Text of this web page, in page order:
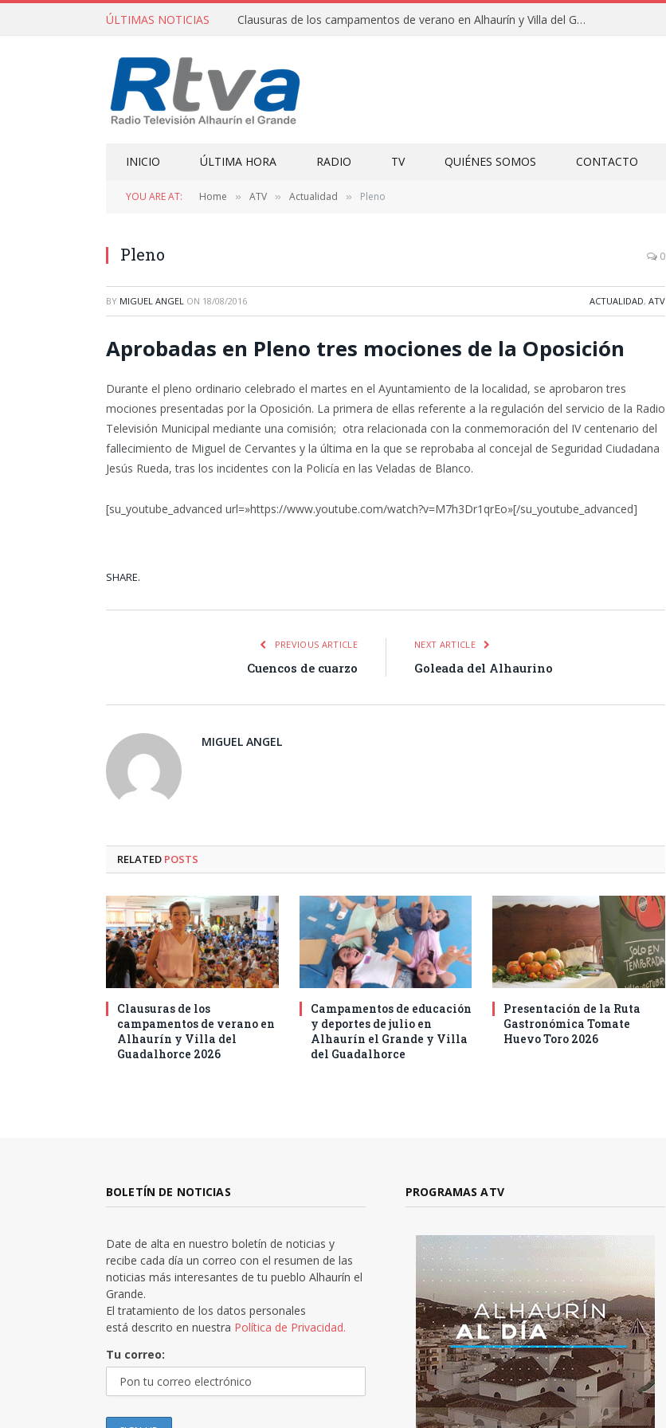
ÚLTIMAS NOTICIAS Clausuras de los campamentos de verano en Alhaurín y Villa del Guadalhorce 2026
INICIO ÚLTIMA HORA RADIO TV QUIÉNES SOMOS CONTACTO
YOU ARE AT: Home » ATV » Actualidad » Pleno
Pleno 0
BY MIGUEL ANGEL ON 18/08/2016 ACTUALIDAD, ATV
Aprobadas en Pleno tres mociones de la Oposición
Durante el pleno ordinario celebrado el martes en el Ayuntamiento de la localidad, se aprobaron tres
mociones presentadas por la Oposición. La primera de ellas referente a la regulación del servicio de la Radio
Televisión Municipal mediante una comisión; otra relacionada con la conmemoración del IV centenario del
fallecimiento de Miguel de Cervantes y la última en la que se reprobaba al concejal de Seguridad Ciudadana
Jesús Rueda, tras los incidentes con la Policía en las Veladas de Blanco.
[su_youtube_advanced url=»https://www.youtube.com/watch?v=M7h3Dr1qrEo»[/su_youtube_advanced]
SHARE.
PREVIOUS ARTICLE
Cuencos de cuarzo
NEXT ARTICLE
Goleada del Alhaurino
MIGUEL ANGEL
RELATED POSTS
Clausuras de los
campamentos de verano en
Alhaurín y Villa del
Guadalhorce 2026
Campamentos de educación
y deportes de julio en
Alhaurín el Grande y Villa
del Guadalhorce
Presentación de la Ruta
Gastronómica Tomate
Huevo Toro 2026
BOLETÍN DE NOTICIAS
Date de alta en nuestro boletín de noticias y
recibe cada día un correo con el resumen de las
noticias más interesantes de tu pueblo Alhaurín el
Grande.
El tratamiento de los datos personales
está descrito en nuestra Política de Privacidad.
Tu correo:
PROGRAMAS ATV